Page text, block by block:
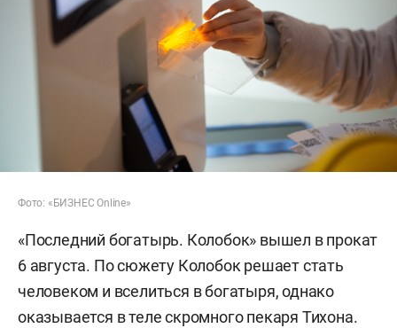
Фото: «БИЗНЕС Online»
«Последний богатырь. Колобок» вышел в прокат
6 августа. По сюжету Колобок решает стать
человеком и вселиться в богатыря, однако
оказывается в теле скромного пекаря Тихона.